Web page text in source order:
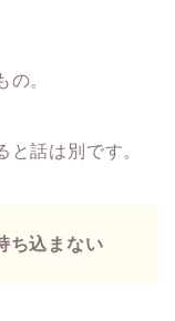
の。
と話は別です。
ち込まない